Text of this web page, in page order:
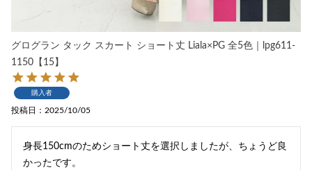
グログラン タック スカート ショート丈 Liala×PG 全5色｜lpg611-
1150【15】
購入者
投稿日 2025/10/05
身長150cmのためショート丈を選択しましたが、ちょうど良
かったです。